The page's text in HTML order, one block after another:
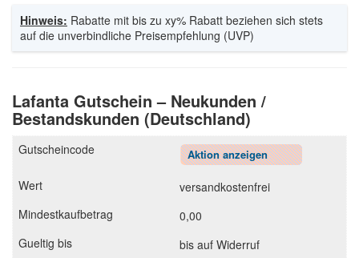
Hinweis: Rabatte mit bis zu xy% Rabatt beziehen sich stets
auf die unverbindliche Preisempfehlung (UVP)
Lafanta Gutschein – Neukunden /
Bestandskunden (Deutschland)
Aktion anzeigen
versandkostenfrei
0,00
bis auf Widerruf